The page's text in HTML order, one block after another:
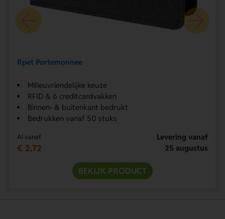
Rpet Portemonnee
Milieuvriendelijke keuze
RFID & 6 creditcardvakken
Binnen- & buitenkant bedrukt
Bedrukken vanaf 50 stuks
Al vanaf
€ 2,72
Levering vanaf
25 augustus
BEKIJK PRODUCT